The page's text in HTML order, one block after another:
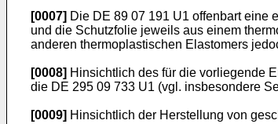
[0007] Die DE 89 07 191 U1 offenbart eine
und die Schutzfolie jeweils aus einem
anderen thermoplastischen Elastomers
[0008] Hinsichtlich des für die vorliegende
die DE 295 09 733 U1 (vgl. insbesondere
[0009] Hinsichtlich der Herstellung von